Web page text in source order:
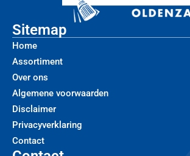
Sitemap
Home
Assortiment
Over ons
Algemene voorwaarden
Disclaimer
Privacyverklaring
Contact